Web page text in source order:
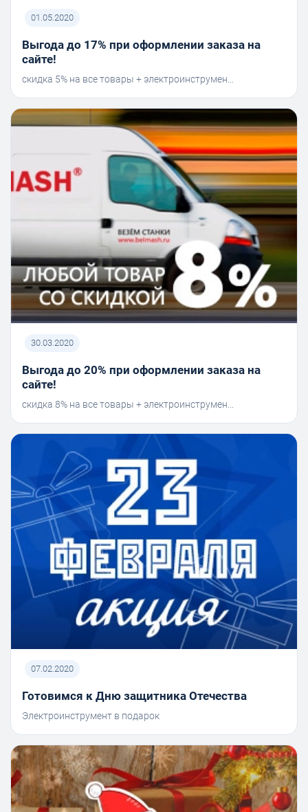
01.05.2020
Выгода до 17% при оформлении заказа на
сайте!
скидка 5% на все товары + электроинструмен...
30.03.2020
Выгода до 20% при оформлении заказа на
сайте!
скидка 8% на все товары + электроинструмен...
07.02.2020
Готовимся к Дню защитника Отечества
Электроинструмент в подарок